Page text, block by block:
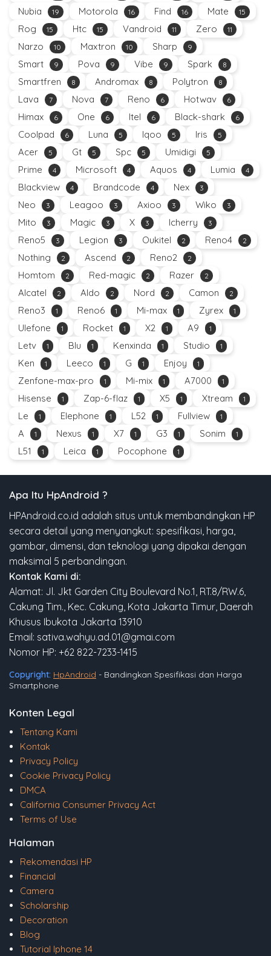
Nubia 19 Motorola 16 Find 16 Mate 15
Rog 15 Htc 15 Vandroid 11 Zero 11
Narzo 10 Maxtron 10 Sharp 9
Smart 9 Pova 9 Vibe 9 Spark 8
Smartfren 8 Andromax 8 Polytron 8
Lava 7 Nova 7 Reno 6 Hotwav 6
Himax 6 One 6 Itel 6 Black-shark 6
Coolpad 6 Luna 5 Iqoo 5 Iris 5
Acer 5 Gt 5 Spc 5 Umidigi 5
Prime 4 Microsoft 4 Aquos 4 Lumia 4
Blackview 4 Brandcode 4 Nex 3
Neo 3 Leagoo 3 Axioo 3 Wiko 3
Mito 3 Magic 3 X 3 Icherry 3
Reno5 3 Legion 3 Oukitel 2 Reno4 2
Nothing 2 Ascend 2 Reno2 2
Homtom 2 Red-magic 2 Razer 2
Alcatel 2 Aldo 2 Nord 2 Camon 2
Reno3 1 Reno6 1 Mi-max 1 Zyrex 1
Ulefone 1 Rocket 1 X2 1 A9 1
Letv 1 Blu 1 Kenxinda 1 Studio 1
Ken 1 Leeco 1 G 1 Enjoy 1
Zenfone-max-pro 1 Mi-mix 1 A7000 1
Hisense 1 Zap-6-flaz 1 X5 1 Xtream 1
Le 1 Elephone 1 L52 1 Fullview 1
A 1 Nexus 1 X7 1 G3 1 Sonim 1
L51 1 Leica 1 Pocophone 1
Apa Itu HpAndroid ?
HPAndroid.co.id adalah situs untuk membandingkan HP
secara detail yang menyangkut: spesifikasi, harga,
gambar, dimensi, dan teknologi yang dipakai dengan
maksimal 5 perbandingan.
Kontak Kami di:
Alamat: Jl. Jkt Garden City Boulevard No.1, RT.8/RW.6,
Cakung Tim., Kec. Cakung, Kota Jakarta Timur, Daerah
Khusus Ibukota Jakarta 13910
Email: sativa.wahyu.ad.01@gmai.com
Nomor HP: +62 822-7233-1415
Copyright: HpAndroid - Bandingkan Spesifikasi dan Harga
Smartphone
Konten Legal
Tentang Kami
Kontak
Privacy Policy
Cookie Privacy Policy
DMCA
California Consumer Privacy Act
Terms of Use
Halaman
Rekomendasi HP
Financial
Camera
Scholarship
Decoration
Blog
Tutorial Iphone 14